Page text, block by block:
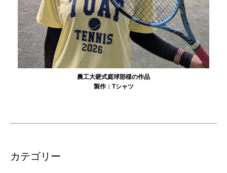
農工大硬式庭球部様の作品
製作： Tシャツ
カテゴリー